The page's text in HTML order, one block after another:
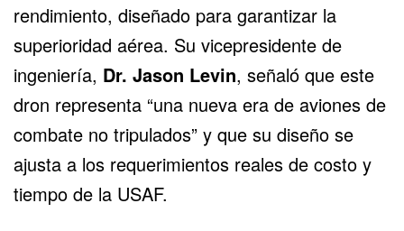
rendimiento, diseñado para garantizar la
superioridad aérea. Su vicepresidente de
ingeniería, Dr. Jason Levin, señaló que este
dron representa “una nueva era de aviones de
combate no tripulados” y que su diseño se
ajusta a los requerimientos reales de costo y
tiempo de la USAF.